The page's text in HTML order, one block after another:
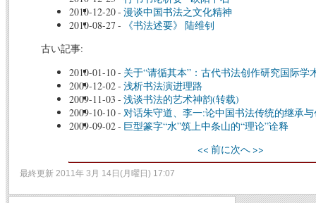
2010-12-20- 漫谈中国书法之文化精神
2010-08-27 -
《书法述要》 陆维钊
古い記事:
2010-01-10- 关于“请循其本”：古代书法创作研究国际学
2009-12-02- 浅析书法演进理路
2009-11-03 - 浅谈书法的艺术神韵(转载)
2009-10-10- 对话朱守道、李一:论中国书法传统的继承
2009-09-02- 巨型篆字“水”筑上中条山的“理论”诠释
<< 前に次へ >>
最終更新 2011年 3月 14日(月曜日) 17:07